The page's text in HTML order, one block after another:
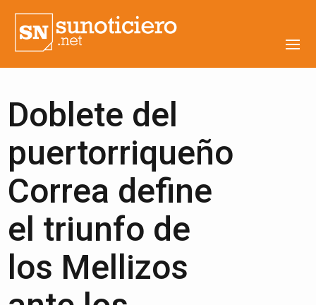
Doblete del
puertorriqueño
Correa define
el triunfo de
los Mellizos